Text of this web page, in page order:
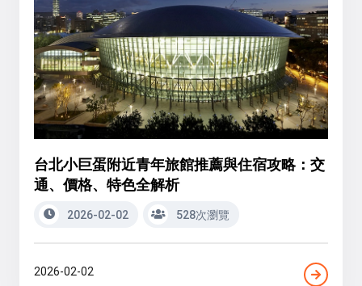
台北小巨蛋附近青年旅館推薦與住宿攻略：交
通、價格、特色全解析
2026-02-02 528次瀏覽
2026-02-02